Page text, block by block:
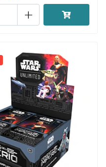
+